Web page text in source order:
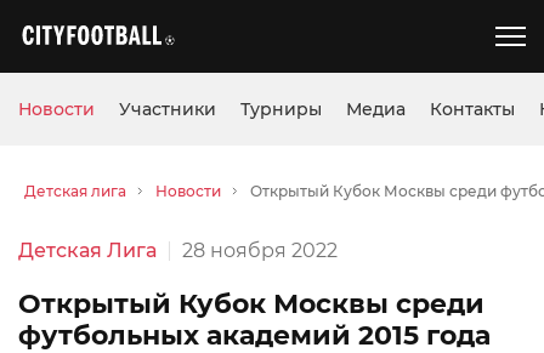
Новости Участники Турниры Медиа Контакты
Детская лига Новости Открытый Кубок Москвы среди
Детская Лига 28 ноября 2022
Открытый Кубок Москвы среди
футбольных академий 2015 года